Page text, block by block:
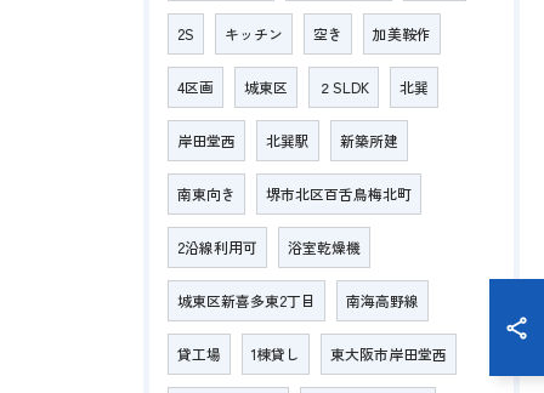
2S キッチン 空き 加美鞍作
4区画 城東区 ２SLDK 北巽
岸田堂西 北巽駅 新築所建
南東向き 堺市北区百舌鳥梅北町
2沿線利用可 浴室乾燥機
城東区新喜多東2丁目 南海高野線
貸工場 1棟貸し 東大阪市岸田堂西